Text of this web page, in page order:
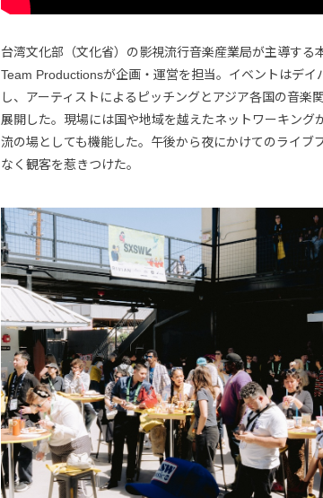
台湾文化部（文化省）の影視流行音楽産業局が主導する
Team Productionsが企画・運営を担当。イベントはデイ
し、アーティストによるピッチングとアジア各国の音楽
展開した。現場には国や地域を越えたネットワーキング
流の場としても機能した。午後から夜にかけてのライブ
なく観客を惹きつけた。